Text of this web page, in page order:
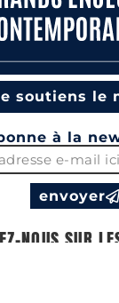
soutiens le
à la
envoyer
NOUS SUR